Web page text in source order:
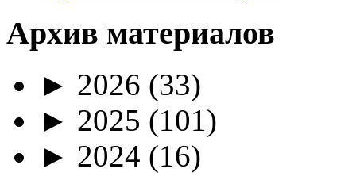
Архив материалов
► 2026 (33)
► 2025 (101)
► 2024 (16)